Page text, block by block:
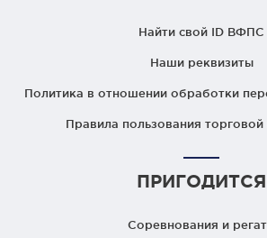
Найти свой ID ВФПС
Наши реквизиты
Политика в отношении обработки
Правила пользования
ПРИГОДИТСЯ
Соревнования и